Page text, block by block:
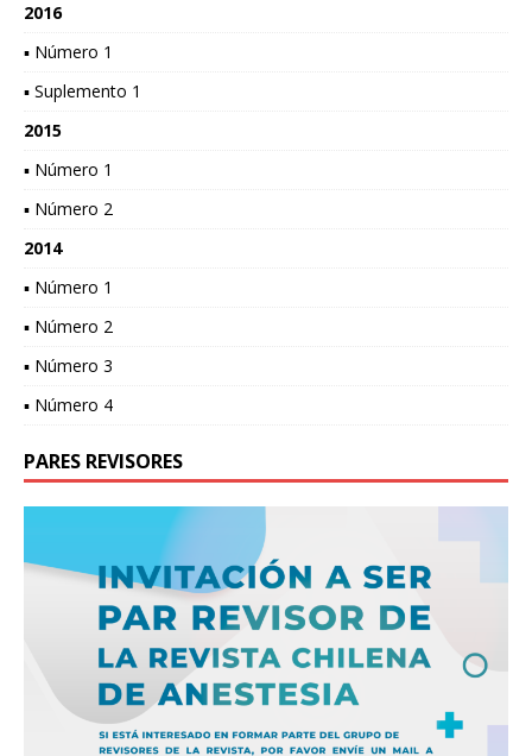
2016
▪ Número 1
▪ Suplemento 1
2015
▪ Número 1
▪ Número 2
2014
▪ Número 1
▪ Número 2
▪ Número 3
▪ Número 4
PARES REVISORES